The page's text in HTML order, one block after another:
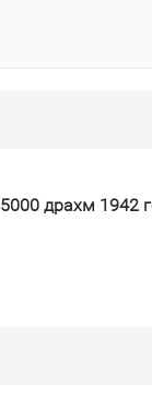
драхм 1942